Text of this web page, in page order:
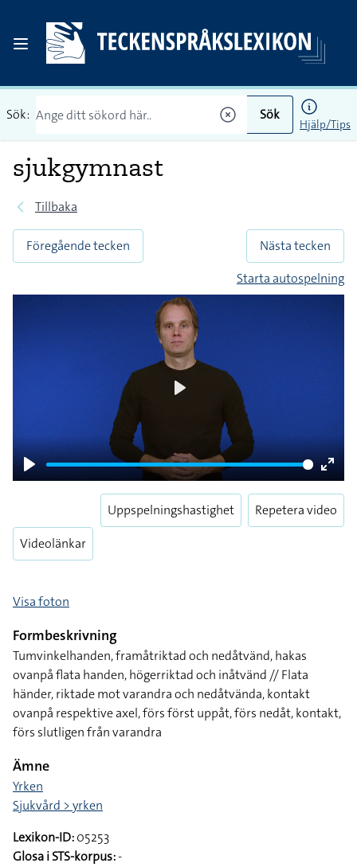
Sök: Sök
Hjälp/Tips
sjukgymnast
Tillbaka
Föregående tecken
Nästa tecken
Starta autospelning
Play
Enter
Videolänkar
Uppspelningshastighet Repetera video
Visa foton
Formbeskrivning
Tumvinkelhanden, framåtriktad och nedåtvänd, hakas
ovanpå flata handen, högerriktad och inåtvänd // Flata
händer, riktade mot varandra och nedåtvända, kontakt
ovanpå respektive axel, förs först uppåt, förs nedåt, kontakt,
förs slutligen från varandra
Ämne
Yrken
Sjukvård > yrken
Lexikon-ID:05253
Glosa i STS-korpus:-